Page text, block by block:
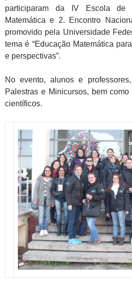
participaram da IV Escola de
Matemática e 2. Encontro
promovido pela Universidade
tema é “Educação Matemática
e perspectivas”.
No evento, alunos e
Palestras e Minicursos, bem
científicos.